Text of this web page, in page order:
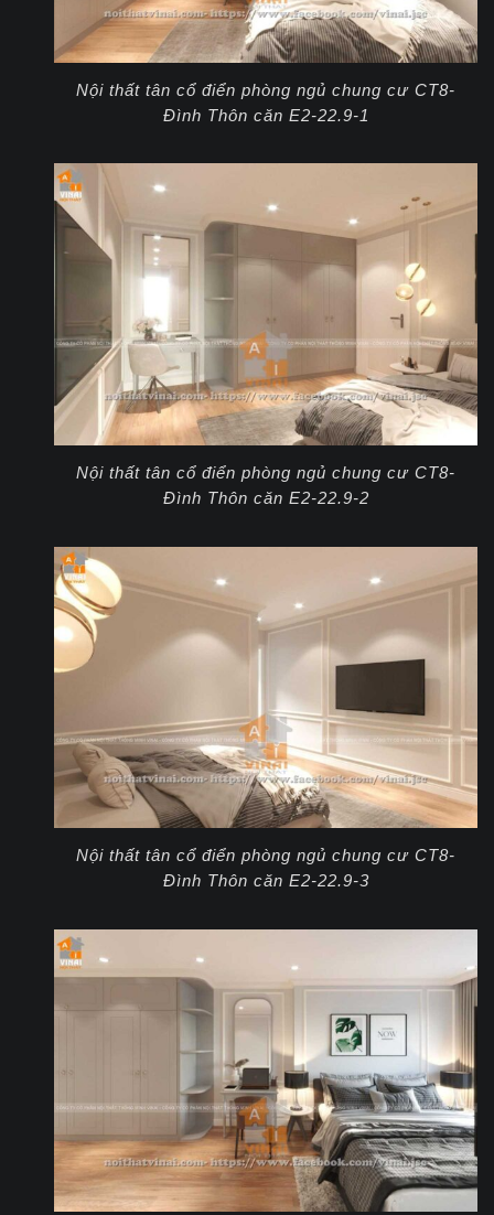
Nội thất tân cổ điển phòng ngủ chung cư CT8-
Đình Thôn căn E2-22.9-1
Nội thất tân cổ điển phòng ngủ chung cư CT8-
Đình Thôn căn E2-22.9-2
Nội thất tân cổ điển phòng ngủ chung cư CT8-
Đình Thôn căn E2-22.9-3